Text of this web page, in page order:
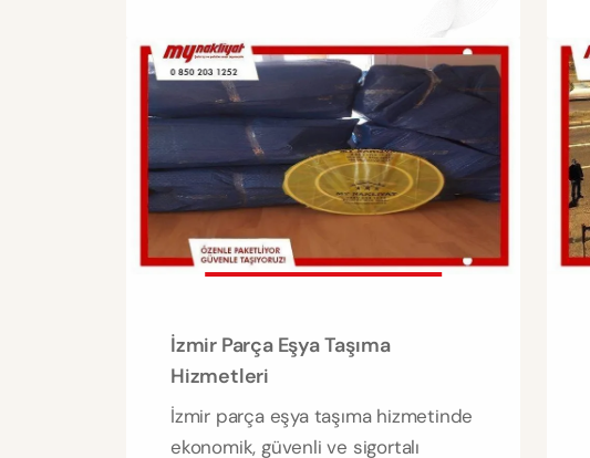
İzmir Parça Eşya Taşıma
Hizmetleri
İzmir parça eşya taşıma hizmetinde
ekonomik, güvenli ve sigortalı